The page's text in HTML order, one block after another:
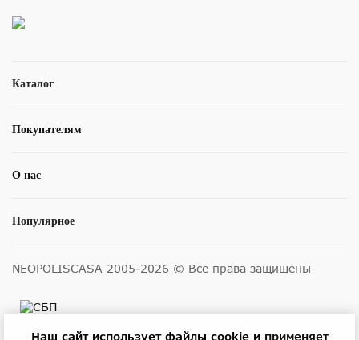
Каталог
Покупателям
О нас
Популярное
NEOPOLISCASA 2005-2026 © Все права защищены
Размещенные на сайте цены не являются публичной
Наш сайт использует файлы cookie и применяет